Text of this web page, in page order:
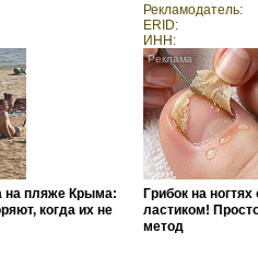
на пляже Крыма:
когда их не
Рекламодатель:
ERID:
ИНН:
Грибок на ногтях
ластиком!
метод